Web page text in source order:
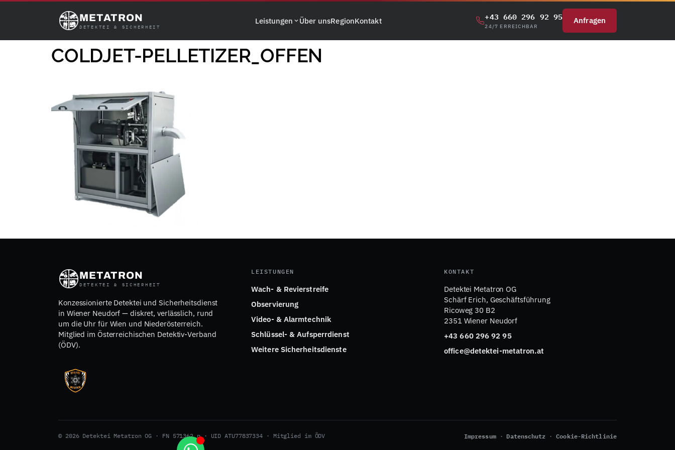
METATRON
DETEKTEI & SICHERHEIT
Leistungen Über unsRegionKontakt +43 660 296 92 95
24/7 ERREICHBAR
Anfragen
COLDJET-PELLETIZER_OFFEN
METATRON
DETEKTEI & SICHERHEIT
Konzessionierte Detektei und Sicherheitsdienst
in Wiener Neudorf — diskret, verlässlich, rund
um die Uhr für Wien und Niederösterreich.
Mitglied im Österreichischen Detektiv-Verband
(ÖDV).
LEISTUNGEN
Wach- & Revierstreife
Observierung
Video- & Alarmtechnik
Schlüssel- & Aufsperrdienst
Weitere Sicherheitsdienste
KONTAKT
Detektei Metatron OG
Schärf Erich, Geschäftsführung
Ricoweg 30 B2
2351 Wiener Neudorf
+43 660 296 92 95
office@detektei-metatron.at
© 2026 Detektei Metatron OG · FN 571362 p · UID ATU77837334 · Mitglied im ÖDV Impressum· Datenschutz ·Cookie-Richtlinie